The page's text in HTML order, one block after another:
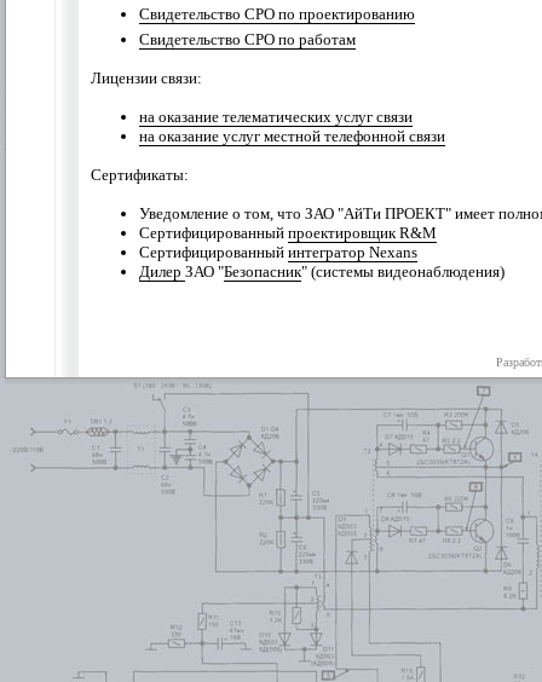
Свидетельство СРО по проектированию
Свидетельство СРО по работам
Лицензии связи:
на оказание телематических услуг связи
на оказание услуг местной телефонной связи
Сертификаты:
Уведомление о том, что ЗАО "АйТи ПРОЕКТ" имеет
Сертифицированный проектировщик R&M
Сертифицированный интегратор Nexans
Дилер ЗАО "Безопасник" (системы видеонаблюдения)